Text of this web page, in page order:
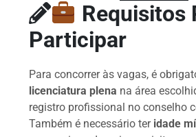
Requisitos
Participar
Para concorrer às vagas, é
licenciatura plena na área
registro profissional no conselho
Também é necessário ter idade